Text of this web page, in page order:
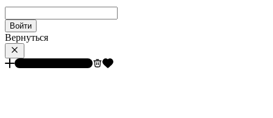
Войти
Вернуться